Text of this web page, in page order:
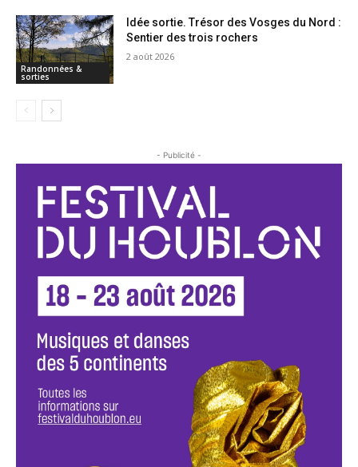
Randonnées &
sorties
Idée sortie. Trésor des Vosges du Nord :
Sentier des trois rochers
2 août 2026
- Publicité -